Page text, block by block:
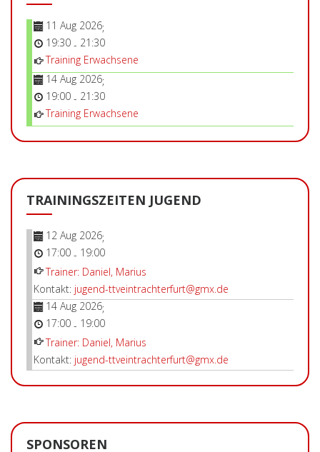
11 Aug 2026;
19:30 - 21:30
Training Erwachsene
14 Aug 2026;
19:00 - 21:30
Training Erwachsene
TRAININGSZEITEN JUGEND
12 Aug 2026;
17:00 - 19:00
Trainer: Daniel, Marius
Kontakt: jugend-ttveintrachterfurt@gmx.de
14 Aug 2026;
17:00 - 19:00
Trainer: Daniel, Marius
Kontakt: jugend-ttveintrachterfurt@gmx.de
SPONSOREN